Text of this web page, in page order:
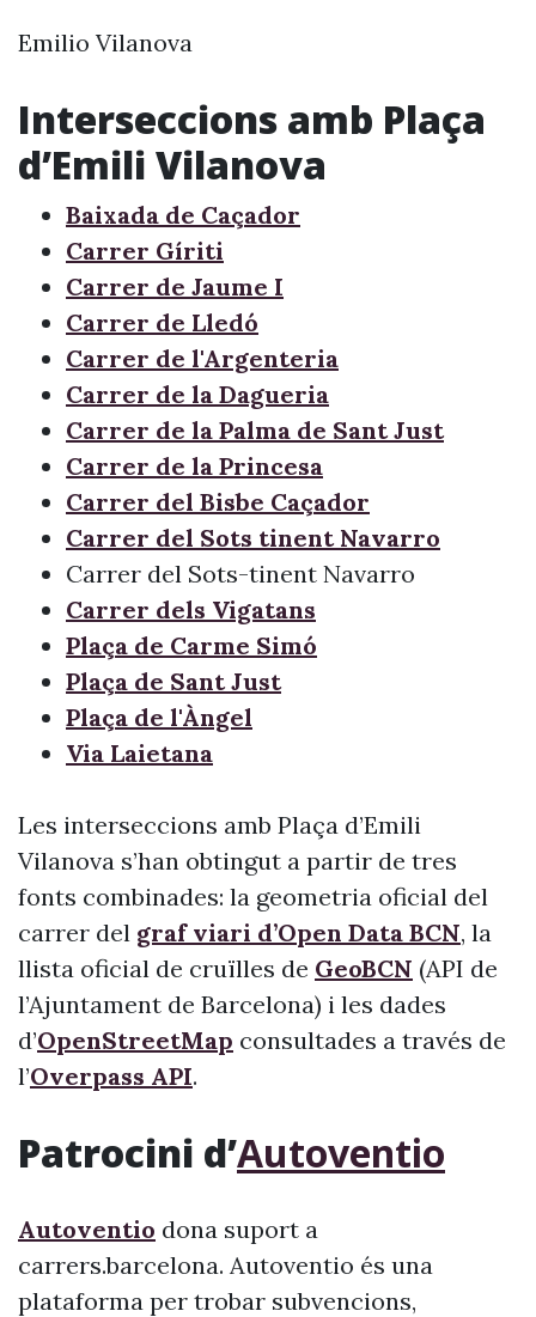
Emilio Vilanova
Interseccions amb Plaça
d’Emili Vilanova
Baixada de Caçador
Carrer Gíriti
Carrer de Jaume I
Carrer de Lledó
Carrer de l'Argenteria
Carrer de la Dagueria
Carrer de la Palma de Sant Just
Carrer de la Princesa
Carrer del Bisbe Caçador
Carrer del Sots tinent Navarro
Carrer del Sots-tinent Navarro
Carrer dels Vigatans
Plaça de Carme Simó
Plaça de Sant Just
Plaça de l'Àngel
Via Laietana
Les interseccions amb Plaça d’Emili
Vilanova s’han obtingut a partir de tres
fonts combinades: la geometria oficial del
carrer del graf viari d’Open Data BCN, la
llista oficial de cruïlles de GeoBCN (API de
l’Ajuntament de Barcelona) i les dades
d’OpenStreetMap consultades a través de
l’Overpass API.
Patrocini d’Autoventio
Autoventio dona suport a
carrers.barcelona. Autoventio és una
plataforma per trobar subvencions,